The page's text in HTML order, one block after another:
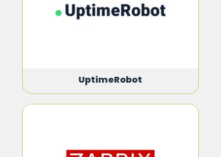
UptimeRobot